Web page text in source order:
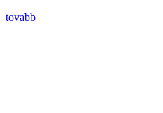
tovabb